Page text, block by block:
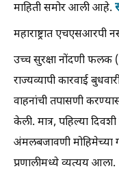
माहिती समोर आली आहे.
महाराष्ट्रात एचएसआरपी
उच्च सुरक्षा नोंदणी फलक
राज्यव्यापी कारवाई
वाहनांची तपासणी
केली. मात्र, पहिल्या
अंमलबजावणी
प्रणालीमध्ये व्यत्यय आला.